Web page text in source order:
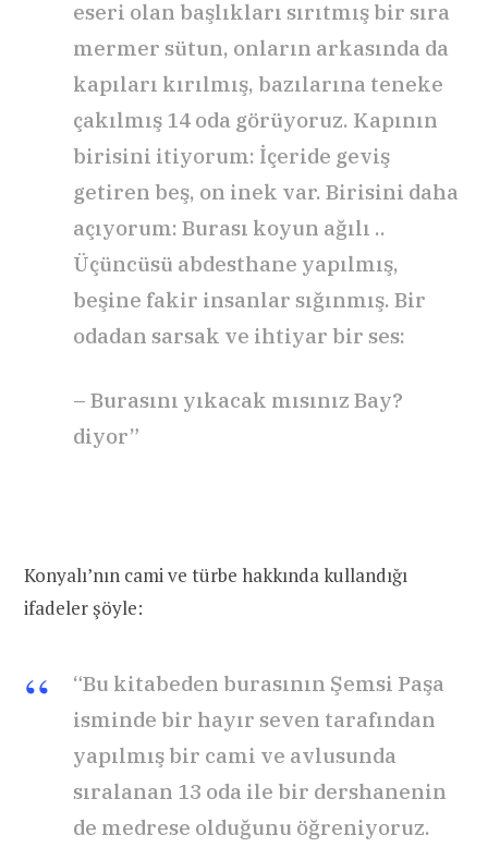
eseri olan başlıkları sı­rıtmış bir sıra
mermer sütun, onların arkasında da
kapıları kırılmış, bazılarına teneke
çakılmış 14 oda görüyoruz. Kapının
birisini itiyorum: İçeride geviş
getiren beş, on inek var. Birisini daha
açıyo­rum: Burası koyun ağılı ..
Üçüncüsü abdesthane yapılmış,
beşine fakir insanlar sığınmış. Bir
odadan sarsak ve ihtiyar bir ses:
– Burasını yıkacak mısınız Bay?
diyor”
Konyalı’nın cami ve türbe hakkında kullandığı
ifadeler şöyle:
“Bu kitabeden burasının Şemsi Paşa
isminde bir hayır seven tarafından
yapılmış bir cami ve avlusunda
sıralanan 13 oda ile bir dershanenin
de medrese olduğunu öğreniyoruz.